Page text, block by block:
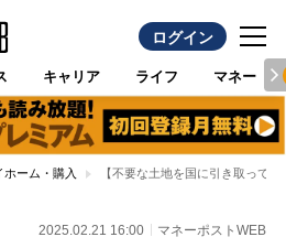
ログイン
キャリア ライフ マネー
ホーム・購入 【不要な土地を国に引き取って
2025.02.21 16:00 マネーポストWEB